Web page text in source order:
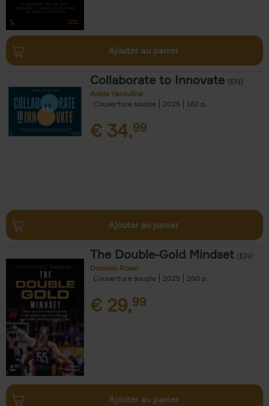
Ajouter au panier
Collaborate to Innovate (EN)
Adèle Yaroulina
Couverture souple
2025 160
€ 34,99
Ajouter au panier
The Double-Gold Mindset (EN)
Dominic Rossi
Couverture souple
2025 200
€ 29,99
Ajouter au panier